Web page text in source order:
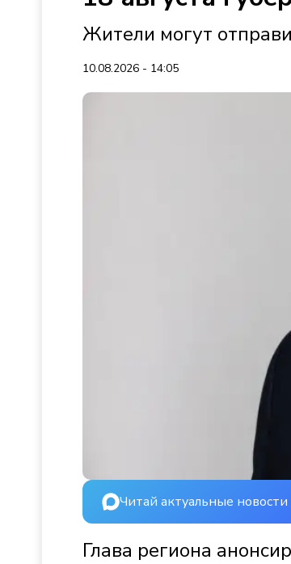
Жители могут
10.08.2026 - 14:05
Читай актуальные
Глава региона